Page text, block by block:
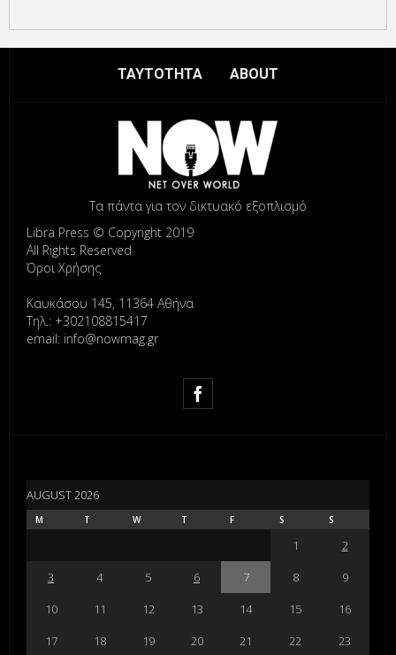
ΤΑΥΤΟΤΗΤΑ ABOUT
Τα πάντα για τον δικτυακό εξοπλισμό
Libra Press © Copyright 2019
All Rights Reserved
Όροι Χρήσης
Καυκάσου 145, 11364 Αθήνα
Τηλ.: +302108815417
email: info@nowmag.gr
AUGUST 2026
M T W T F S S
1
2
3
4 5 6 7 8
9
10
11 12 13 14 15
16
17
18 19 20 21 22 23